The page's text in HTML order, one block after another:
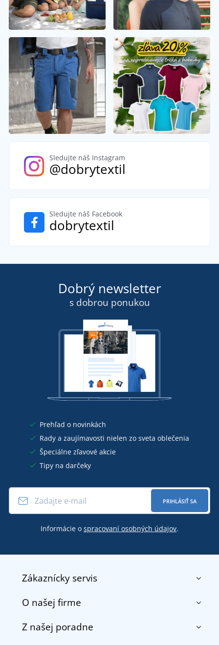
Sledujte náš Instagram
@dobrytextil
Sledujte náš Facebook
dobrytextil
Dobrý newsletter
s dobrou ponukou
Prehľad o novinkách
Rady a zaujímavosti nielen zo sveta oblečenia
Špeciálne zľavové akcie
Tipy na darčeky
PRIHLÁSIŤ SA
Informácie o spracovaní osobných údajov.
Zákaznícky servis
Kontakt
Doprava a platba
O našej firme
O nás
Z našej poradne